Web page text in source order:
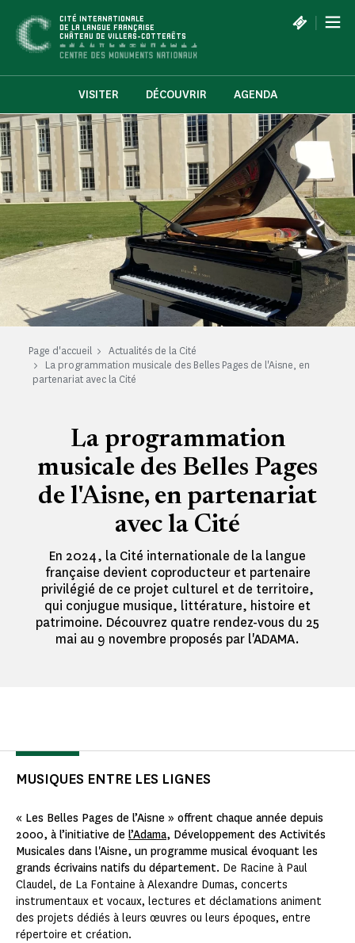
CITÉ INTERNATIONALE
DE LA LANGUE FRANÇAISE
CHÂTEAU DE VILLERS-COTTERÊTS
|
VISITER DÉCOUVRIR AGENDA
Page d'accueil
Actualités de la Cité
La programmation musicale des Belles Pages de l'Aisne, en
partenariat avec la Cité
La programmation
musicale des Belles Pages
de l'Aisne, en partenariat
avec la Cité
En 2024, la Cité internationale de la langue
française devient coproducteur et partenaire
privilégié de ce projet culturel et de territoire,
qui conjugue musique, littérature, histoire et
patrimoine. Découvrez quatre rendez-vous du 25
mai au 9 novembre proposés par l'ADAMA.
MUSIQUES ENTRE LES LIGNES
« Les Belles Pages de l’Aisne » offrent chaque année depuis
2000, à l’initiative de l’Adama, Développement des Activités
Musicales dans l'Aisne, un programme musical évoquant les
grands écrivains natifs du département. De Racine à Paul
Claudel, de La Fontaine à Alexandre Dumas, concerts
instrumentaux et vocaux, lectures et déclamations animent
des projets dédiés à leurs œuvres ou leurs époques, entre
répertoire et création.